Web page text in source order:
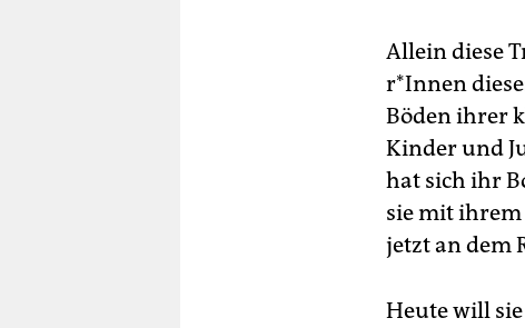
Allein diese
r*In­nen
Böden ihrer
Kinder und
hat sich ihr
sie mit ihrem
jetzt an dem
Heute will